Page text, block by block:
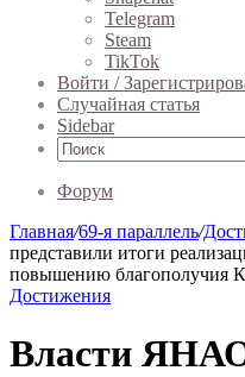
Telegram
Steam
TikTok
Войти /
Случайная статья
Sidebar
Форум
Главная/69-я параллель/
представили итоги
повышению благополучия
Достижения
Власти